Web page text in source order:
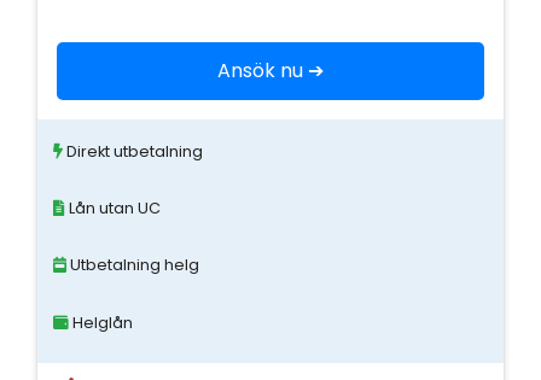
Ansök nu ➔
Direkt utbetalning
Lån utan UC
Utbetalning helg
Helglån